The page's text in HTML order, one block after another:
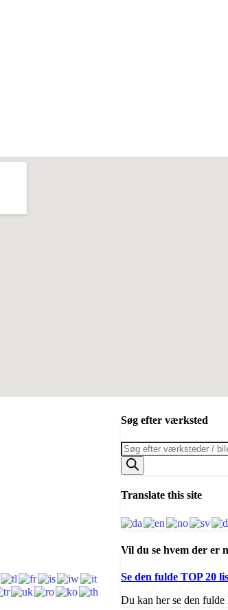
Søg efter værksted
Products
search
Translate this site
Vil du se hvem der er
Se den fulde TOP 20
Du kan her se den